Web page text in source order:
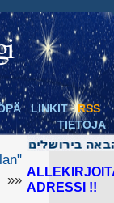
LINKIT
RSS
TIETOJA
»» ADRESSI !!